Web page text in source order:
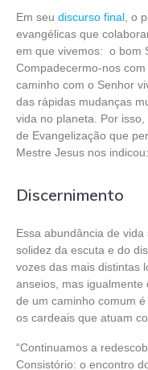
Em seu discurso final , o
evangélicas que
em que vivemos: o bom
Compadecermo-nos
caminho com o Senhor
das rápidas mudanças
vida no planeta. Por
de Evangelização que
Mestre Jesus nos
Discernimento
Essa abundância de
solidez da escuta e do
vozes das mais distintas
anseios, mas igualmente
de um caminho comum
os cardeais que atuam
“Continuamos a
Consistório: o encontro